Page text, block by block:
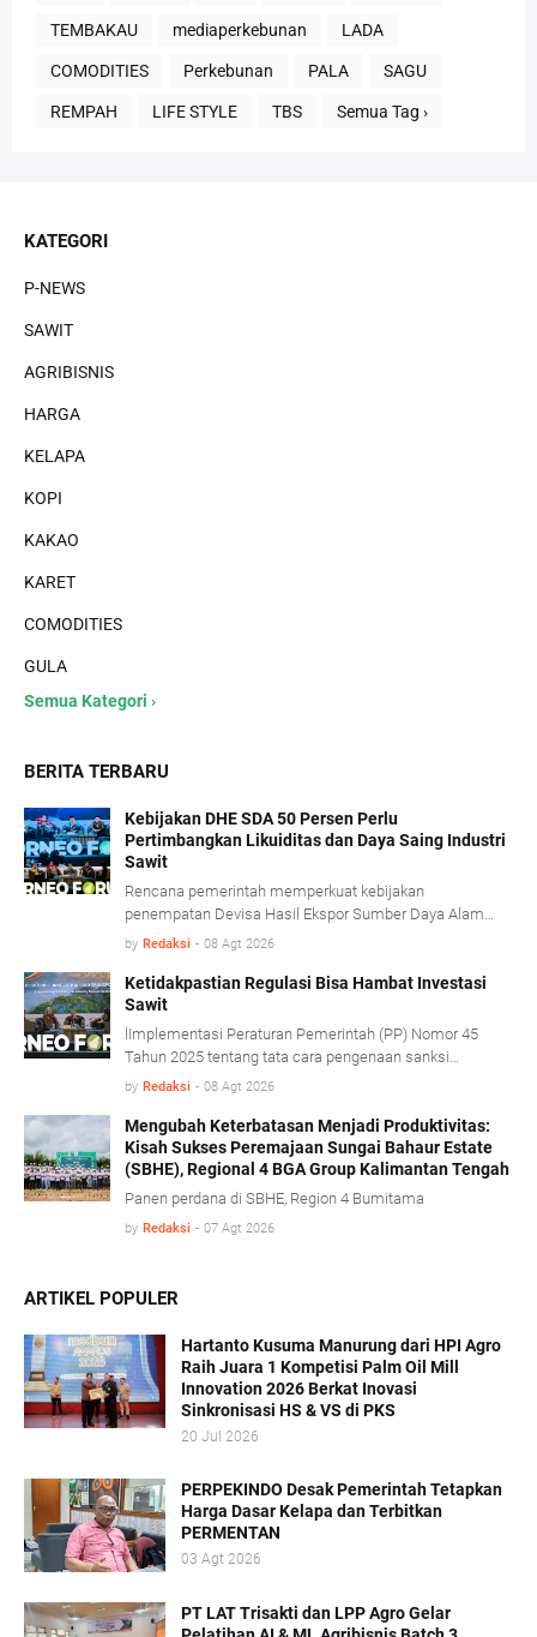
TEMBAKAU mediaperkebunan LADA
COMODITIES Perkebunan PALA SAGU
REMPAH LIFE STYLE TBS Semua Tag ›
KATEGORI
P-NEWS
SAWIT
AGRIBISNIS
HARGA
KELAPA
KOPI
KAKAO
KARET
COMODITIES
GULA
Semua Kategori ›
BERITA TERBARU
Kebijakan DHE SDA 50 Persen Perlu
Pertimbangkan Likuiditas dan Daya Saing Industri
Sawit
Rencana pemerintah memperkuat kebijakan
penempatan Devisa Hasil Ekspor Sumber Daya Alam
(DHE SDA) menjadi 50 persen dinilai perlu
usaha industri kelapa sawit.
by Redaksi - 08 Agt 2026
Ketidakpastian Regulasi Bisa Hambat Investasi
Sawit
lImplementasi Peraturan Pemerintah (PP) Nomor 45
Tahun 2025 tentang tata cara pengenaan sanksi
administratif di bidang kehutanan diharapkan mampu
iklim investasi.
by Redaksi - 08 Agt 2026
Mengubah Keterbatasan Menjadi Produktivitas:
Kisah Sukses Peremajaan Sungai Bahaur Estate
(SBHE), Regional 4 BGA Group Kalimantan Tengah
Panen perdana di SBHE, Region 4 Bumitama
by Redaksi - 07 Agt 2026
ARTIKEL POPULER
Hartanto Kusuma Manurung dari HPI Agro
Raih Juara 1 Kompetisi Palm Oil Mill
Innovation 2026 Berkat Inovasi
Sinkronisasi HS & VS di PKS
20 Jul 2026
PERPEKINDO Desak Pemerintah Tetapkan
Harga Dasar Kelapa dan Terbitkan
PERMENTAN
03 Agt 2026
PT LAT Trisakti dan LPP Agro Gelar